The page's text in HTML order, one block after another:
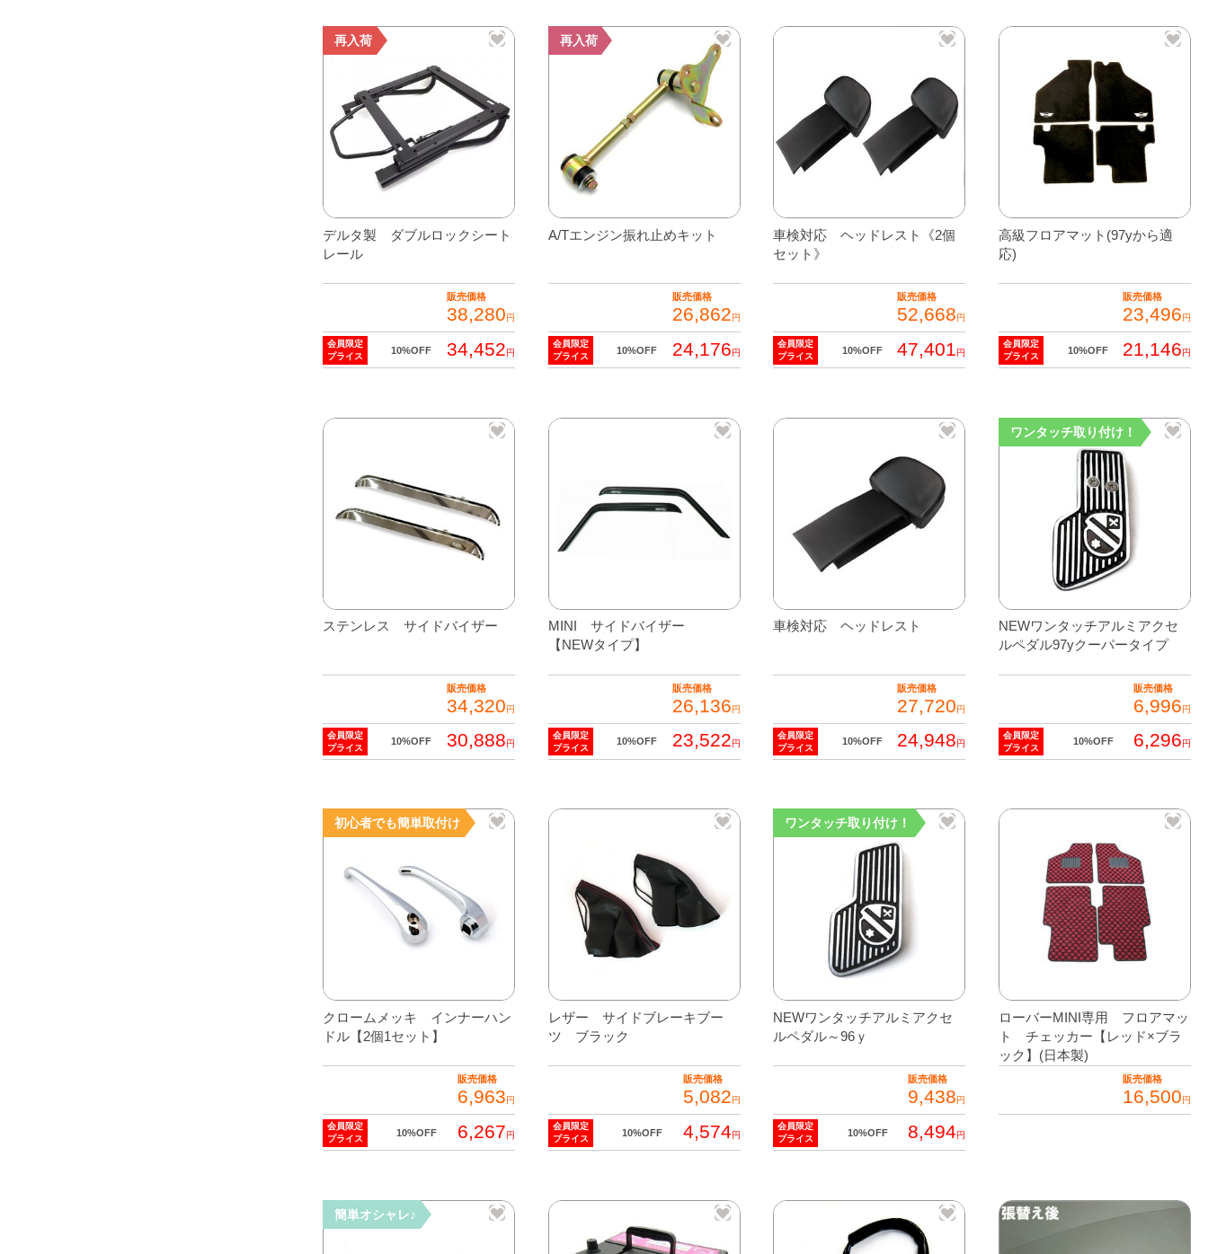
オ
ペ
ー
ジ
か
選
択
ま
品
に
の
エ
ー
シ
あ
り
オ
ン
ペ
ー
か
選
択
ま
商
リ
エ
ー
シ
ン
が
ま
す。
商
品
ペ
ら
選
き
再入荷
デルタ製 ダブルロックシート
レール
販売価格
38,280円
会員限定
プライス
10%OFF 34,452円
再入荷
A/Tエンジン振れ止めキット
販売価格
26,862円
会員限定
プライス
10%OFF 24,176円
車検対応 ヘッドレスト《2個
セット》
販売価格
52,668円
会員限定
プライス
10%OFF 47,401 円
高級フロアマット(97yから適
応)
販売価格
23,496円
会員限定
プライス
10%OFF 21,146円
ステンレス サイドバイザー
販売価格
34,320円
会員限定
プライス
10%OFF 30,888円
MINI サイドバイザー
【NEWタイプ】
販売価格
26,136円
会員限定
プライス
10%OFF 23,522円
車検対応 ヘッドレスト
販売価格
27,720円
会員限定
プライス
10%OFF 24,948円
ワンタッチ取り付け！
NEWワンタッチアルミアクセ
ルペダル97yクーパータイプ
販売価格
6,996円
会員限定
プライス
10%OFF 6,296円
初心者でも簡単取付け
クロームメッキ インナーハン
ドル【2個1セット】
販売価格
6,963円
会員限定
プライス
10%OFF 6,267円
レザー サイドブレーキブー
ツ ブラック
販売価格
5,082円
会員限定
プライス
10%OFF 4,574円
商
ワンタッチ取り付け！
NEWワンタッチアルミアクセ
ルペダル～96ｙ
販売価格
9,438円
会員限定
プライス
10%OFF 8,494円
ローバーMINI専用 フロアマッ
ト チェッカー【レッド×ブラ
ック】(日本製)
販売価格
16,500円
簡単オシャレ♪